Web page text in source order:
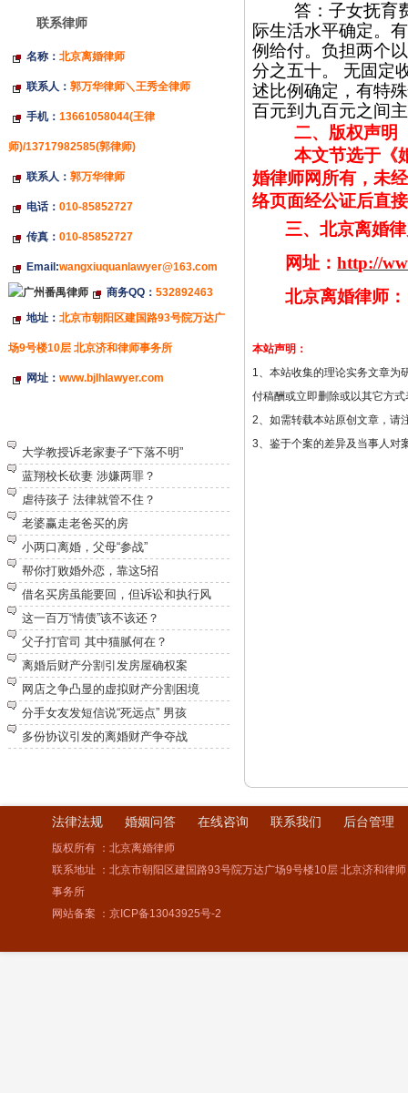
联系律师
名称： 北京离婚律师
联系人： 郭万华律师＼王秀全律师
手机： 13661058044(王律
师)/13717982585(郭律师)
联系人： 郭万华律师
电话： 010-85852727
传真： 010-85852727
Email:wangxiuquanlawyer@163.com
商务QQ： 532892463
地址： 北京市朝阳区建国路93号院万达广
场9号楼10层 北京济和律师事务所
网址： www.bjlhlawyer.com
大学教授诉老家妻子“下落不明”
蓝翔校长砍妻 涉嫌两罪？
虐待孩子 法律就管不住？
老婆赢走老爸买的房
小两口离婚，父母“参战”
帮你打败婚外恋，靠这5招
借名买房虽能要回，但诉讼和执行风
这一百万“情债”该不该还？
父子打官司 其中猫腻何在？
离婚后财产分割引发房屋确权案
网店之争凸显的虚拟财产分割困境
分手女友发短信说“死远点” 男孩
多份协议引发的离婚财产争夺战
答：子女抚育
际生活水平确定。
例给付。负担两个
分之五十。
无固定
述比例确定， 有特
百元到九百元之间
二、版权声明
本文节选于《
婚律师网所有，未
络页面经公证后直
三、北京离婚
网址：http://
北京离婚律师：
本站声明：
1、本站收集的理论实务文章为
付稿酬或立即删除或以其它方式
2、如需转载本站原创文章，请
3、鉴于个案的差异及当事人对
法律法规 婚姻问答 在线咨询 联系我们 后台管理
版权所有 ：北京离婚律师
联系地址 ：北京市朝阳区建国路93号院万达广场9号楼10层 北京济和律师
事务所
网站备案 ： 京ICP备13043925号-2